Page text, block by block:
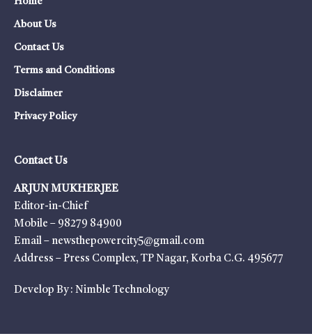
About Us
Contact Us
Terms and Conditions
Disclaimer
Privacy Policy
Contact Us
ARJUN MUKHERJEE
Editor-in-Chief
Mobile – 98279 84900
Email – newsthepowercity5@gmail.com
Address – Press Complex, TP Nagar, Korba C.G. 495677
Develop By : Nimble Technology